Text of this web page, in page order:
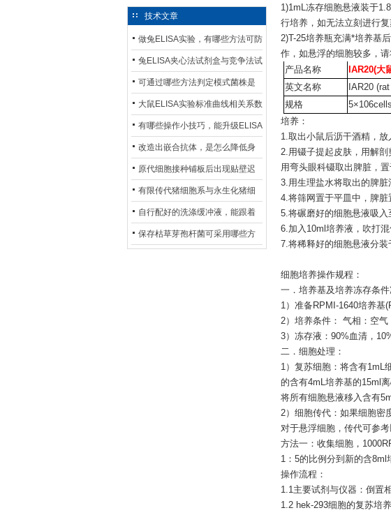
技术文章
做兔ELISA实验，有哪些方法可防
止平台效应发生？
兔ELISA夹心法试剂盒与竞争法试
剂盒，适用检测场景存在哪些差
异？
可通过哪些方法判定模式菌株是
否存在杂菌污染？
大鼠ELISA实验标准曲线相关系数
偏低，可从哪些维度开展问题排
查？
有哪些操作小技巧，能升级ELISA
的LOD与LOQ性能？
改造出嵌合抗体，是怎么降低身
体生成抗鼠抗体（HAMA）的？
原代细胞接种铺板后出现贴壁迟
缓、悬浮细胞数量偏多的现象的
主要诱因
有限传代猪细胞系与永生化猪细
胞系，二者在增殖存活周期上有
什么区别？
自行配好的洗涤缓冲液，能跟着
试剂盒原装干粉放一处储存吗？
保存枯草芽孢杆菌可采用哪些方
1)1mL冻存细胞悬液装于
行培养，如无法立刻进行
2)T-25培养瓶充满*培养基
作，如悬浮的细胞较多，
产品名称
IAR20(大
英文名称
IAR20
规格
5×106cells
培养：
1.取出小鼠后沥干酒精，放
2.用镊子提起皮肤，用解
用弯头眼科镊取出脾脏，置
3.用生理盐水将取出的脾脏
4.将筛网置于平皿中，脾脏
5.将碾磨好的细胞悬液吸入
6.加入10ml培养液，吹打混
7.将稀释好的细胞悬液分
细胞培养操作规程：
一．培养基及培养冻存条件
1）准备RPMI-1640培养基
2）培养条件： 气相：空
3）冻存液：90%血清，
二．细胞处理：
1）复苏细胞：将含有1mL
的含有4mL培养基的15ml
将所有细胞悬液移入含有
2）细胞传代：如果细胞密
对于悬浮细胞，传代可参考
方法一：收集细胞，
1：5的比例分到新的含8ml
操作流程：
1.1主要试剂与仪器：倒置
1.2 hek-293细胞的复苏培